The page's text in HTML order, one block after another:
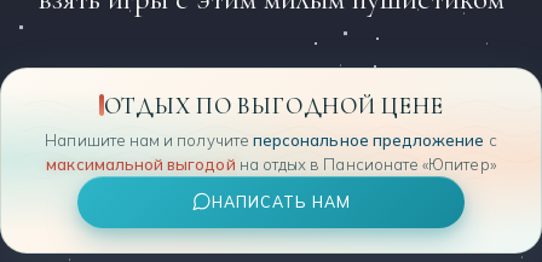
ОТДЫХ ПО ВЫГОДНОЙ ЦЕНЕ
Напишите нам и получите персональное предложение с
максимальной выгодой на отдых в Пансионате «Юпитер»
НАПИСАТЬ НАМ